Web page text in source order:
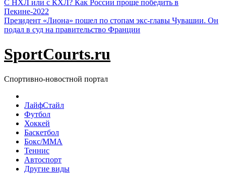
С НХЛ или с КХЛ? Как России проще победить в
Пекине-2022
Президент «Лиона» пошел по стопам экс-главы Чувашии. Он
подал в суд на правительство Франции
SportCourts.ru
Спортивно-новостной портал
ЛайфСтайл
Футбол
Хоккей
Баскетбол
Бокс/MMA
Теннис
Автоспорт
Другие виды